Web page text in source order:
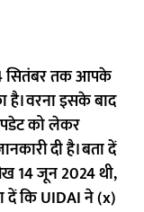
सितंबर तक आपके
है। वरना इसके बाद
को लेकर
दी है। बता दें
14 जून 2024 थी,
दें क‌ि UIDAI ने (x)